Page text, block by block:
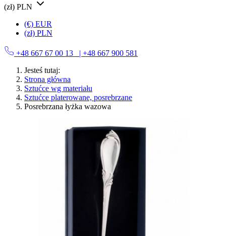
(zł) PLN
(€) EUR
(zł) PLN
+48 667 67 00 13
| +48 667 900 581
Jesteś tutaj:
Strona główna
Sztućce wg materiału
Sztućce platerowane, posrebrzane
Posrebrzana łyżka wazowa